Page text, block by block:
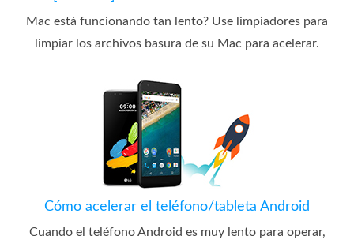
Mac está funcionando tan lento? Use limpiadores para
limpiar los archivos basura de su Mac para acelerar.
Cómo acelerar el teléfono/tableta Android
Cuando el teléfono Android es muy lento para operar,